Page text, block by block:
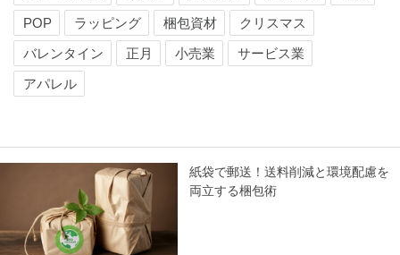
POP
ラッピング 梱包資材
クリスマス
バレンタイン
正月 小売業
サービス業
アパレル
紙袋で郵送！送料削減と環境配慮を
両立する梱包術